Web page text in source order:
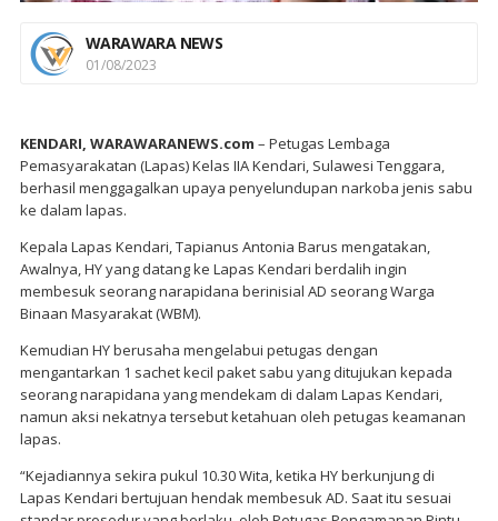
WARAWARA NEWS
01/08/2023
KENDARI, WARAWARANEWS.com – Petugas Lembaga
Pemasyarakatan (Lapas) Kelas IIA Kendari, Sulawesi Tenggara,
berhasil menggagalkan upaya penyelundupan narkoba jenis sabu
ke dalam lapas.
Kepala Lapas Kendari, Tapianus Antonia Barus mengatakan,
Awalnya, HY yang datang ke Lapas Kendari berdalih ingin
membesuk seorang narapidana berinisial AD seorang Warga
Binaan Masyarakat (WBM).
Kemudian HY berusaha mengelabui petugas dengan
mengantarkan 1 sachet kecil paket sabu yang ditujukan kepada
seorang narapidana yang mendekam di dalam Lapas Kendari,
namun aksi nekatnya tersebut ketahuan oleh petugas keamanan
lapas.
“Kejadiannya sekira pukul 10.30 Wita, ketika HY berkunjung di
Lapas Kendari bertujuan hendak membesuk AD. Saat itu sesuai